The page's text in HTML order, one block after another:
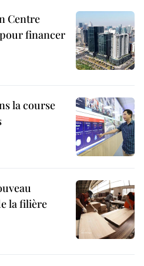
Centre
financer
la course
la filière